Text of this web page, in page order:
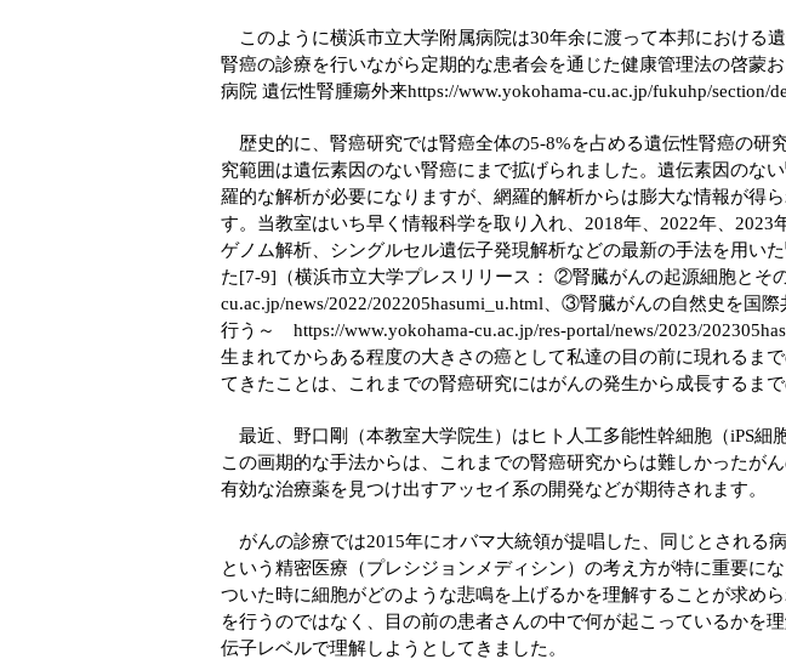
このように横浜市立大学附属病院は30年余に渡って本邦における
腎癌の診療を行いながら定期的な患者会を通じた健康管理法の啓蒙
病院 遺伝性腎腫瘍外来https://www.yokohama-cu.ac.jp/fukuhp/section/
歴史的に、腎癌研究では腎癌全体の5-8%を占める遺伝性腎癌の研
究範囲は遺伝素因のない腎癌にまで拡げられました。遺伝素因のな
羅的な解析が必要になりますが、網羅的解析からは膨大な情報が得
す。当教室はいち早く情報科学を取り入れ、2018年、2022年、
ゲノム解析、シングルセル遺伝子発現解析などの最新の手法を用い
た[7-9]（横浜市立大学プレスリリース： ②腎臓がんの起源細胞とそ
cu.ac.jp/news/2022/202205hasumi_u.html 、③腎臓がんの自然史を国
行う～ https://www.yokohama-cu.ac.jp/res-portal/news/2023/
生まれてからある程度の大きさの癌として私達の目の前に現れるま
てきたことは、これまでの腎癌研究にはがんの発生から成長するま
最近、野口剛（本教室大学院生）はヒト人工多能性幹細胞（iPS細
この画期的な手法からは、これまでの腎癌研究からは難しかったが
有効な治療薬を見つけ出すアッセイ系の開発などが期待されます。
がんの診療では2015年にオバマ大統領が提唱した、同じとされる
という精密医療（プレシジョンメディシン）の考え方が特に重要に
ついた時に細胞がどのような悲鳴を上げるかを理解することが求め
を行うのではなく、目の前の患者さんの中で何が起こっているかを
伝子レベルで理解しようとしてきました。